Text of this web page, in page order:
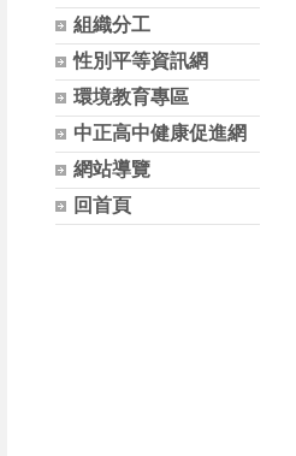
組織分工
性別平等資訊網
環境教育專區
中正高中健康促進網
網站導覽
回首頁